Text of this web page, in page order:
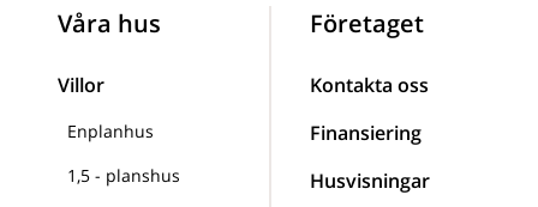
Våra hus
Villor
Enplanhus
1,5 - planshus
Företaget
Kontakta oss
Finansiering
Husvisningar